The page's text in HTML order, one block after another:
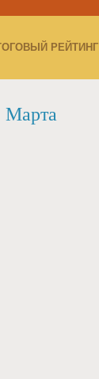
РЕЙТИНГ
Марта